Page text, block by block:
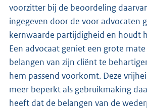
voorzitter bij de beoordeling
ingegeven door de voor advocaten
kernwaarde partijdigheid en houdt
Een advocaat geniet een grote
belangen van zijn cliënt te
hem passend voorkomt. Deze
meer beperkt als gebruikmaking
heeft dat de belangen van de